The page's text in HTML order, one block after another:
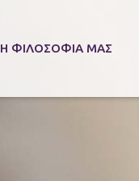
Η ΦΙΛΟΣΟΦΊΑ ΜΑΣ